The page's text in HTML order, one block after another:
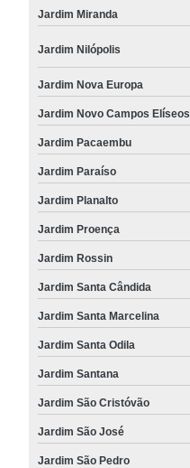
Jardim Miranda
Jardim Nilópolis
Jardim Nova Europa
Jardim Novo Campos Elíseos
Jardim Pacaembu
Jardim Paraíso
Jardim Planalto
Jardim Proença
Jardim Rossin
Jardim Santa Cândida
Jardim Santa Marcelina
Jardim Santa Odila
Jardim Santana
Jardim São Cristóvão
Jardim São José
Jardim São Pedro